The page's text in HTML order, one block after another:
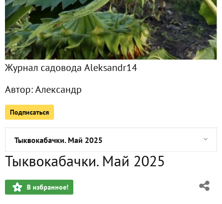
Журнал садовода Aleksandr14
Автор:Александр
Подписаться
Прошлогодние записи
Начало мая, день святого Прокла. Были дожди
Весна. Заморозки
Цветы из семян. Май 2025
1 мая. Начало лета (по ощущениям)
Тыквокабачки. Май 2025
Финальный день апреля
Томаты, семена, черенкование
Тыквокабачки. Май 2025
В избранное!